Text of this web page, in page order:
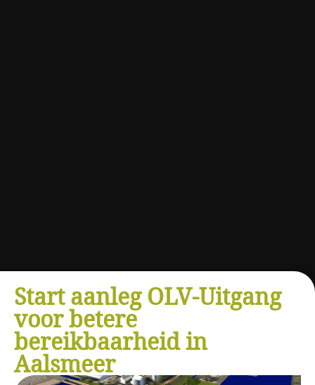
Start aanleg OLV-Uitgang
voor betere
bereikbaarheid in
Aalsmeer